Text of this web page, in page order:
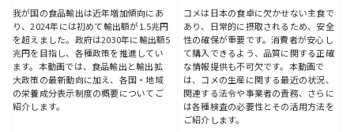
我が国の食品輸出は近年増加傾向にあ
り、2024年には初めて輸出額が1.5兆円
を超えました。政府は2030年に輸出額5
兆円を目指し、各種政策を推進してい
ます。本動画では、食品輸出と輸出拡
大政策の最新動向に加え、各国・地域
の栄養成分表示制度の概要についてご
紹介します。
コメは日本の食卓に欠かせない主食で
あり、日常的に摂取されるため、安全
性の確保が重要です。消費者が安心し
て購入できるよう、品質に関する正確
な情報提供も不可欠です。本動画で
は、コメの生産に関する最近の状況、
関連する法令や事業者の責務、さらに
は各種検査の必要性とその活用方法を
ご紹介します。